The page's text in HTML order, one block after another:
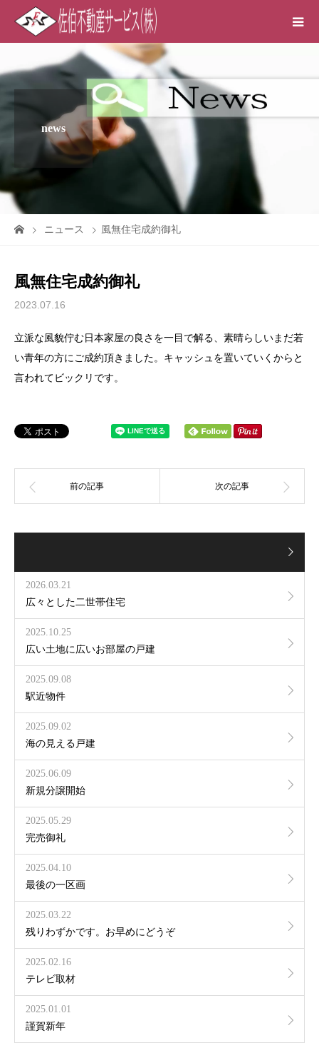
news
ニュース 風無住宅成約御礼
風無住宅成約御礼
2023.07.16
立派な風貌佇む日本家屋の良さを一目で解る、素晴らしいまだ若
い青年の方にご成約頂きました。キャッシュを置いていくからと
言われてビックリです。
2026.03.21
広々とした二世帯住宅
2025.10.25
広い土地に広いお部屋の戸建
2025.09.08
駅近物件
2025.09.02
海の見える戸建
2025.06.09
新規分譲開始
2025.05.29
完売御礼
2025.04.10
最後の一区画
2025.03.22
残りわずかです。お早めにどうぞ
2025.02.16
テレビ取材
2025.01.01
謹賀新年